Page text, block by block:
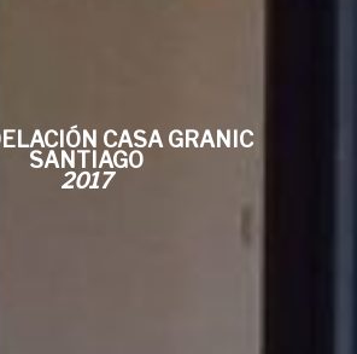
CASA GRANIC
SANTIAGO
2017